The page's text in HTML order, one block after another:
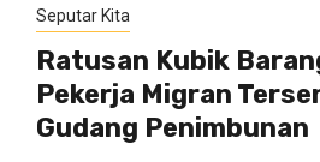
Seputar Kita
Ratusan Kubik
Pekerja Migran
Gudang Penimbunan